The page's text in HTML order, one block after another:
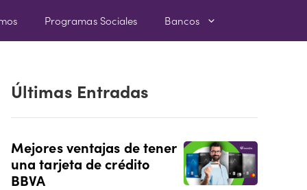
Programas Sociales Bancos
Últimas Entradas
Mejores ventajas de tener
una tarjeta de crédito
BBVA